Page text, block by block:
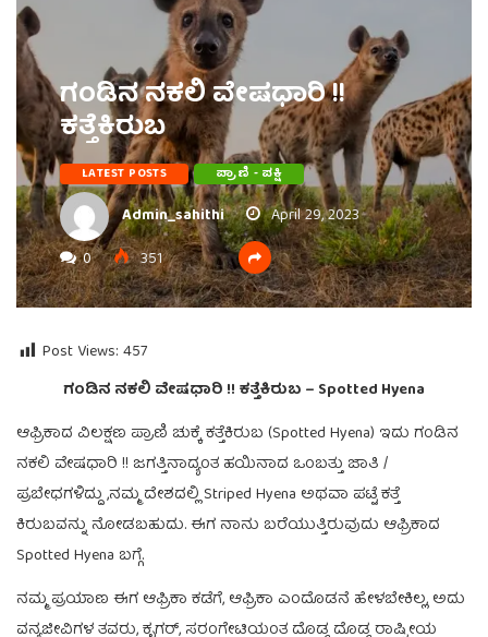
ಗಂಡಿನ ನಕಲಿ ವೇಷಧಾರಿ !!
ಕತ್ತೆಕಿರುಬ
LATEST POSTS ಪ್ರಾಣಿ - ಪಕ್ಷಿ
Admin_sahithi
April 29, 2023
0
351
Post Views: 457
ಗಂಡಿನ ನಕಲಿ ವೇಷಧಾರಿ !! ಕತ್ತೆಕಿರುಬ – Spotted Hyena
ಆಫ್ರಿಕಾದ ವಿಲಕ್ಷಣ ಪ್ರಾಣಿ ಚುಕ್ಕೆ ಕತ್ತೆಕಿರುಬ (Spotted Hyena) ಇದು ಗಂಡಿನ
ನಕಲಿ ವೇಷಧಾರಿ !! ಜಗತ್ತಿನಾದ್ಯಂತ ಹಯಿನಾದ ಒಂಬತ್ತು ಜಾತಿ /
ಪ್ರಬೇಧಗಳಿದ್ದು ,ನಮ್ಮ ದೇಶದಲ್ಲಿ Striped Hyena ಅಥವಾ ಪಟ್ಟೆ ಕತ್ತೆ
ಕಿರುಬವನ್ನು ನೋಡಬಹುದು. ಈಗ ನಾನು ಬರೆಯುತ್ತಿರುವುದು ಆಫ್ರಿಕಾದ
Spotted Hyena ಬಗ್ಗೆ.
ನಮ್ಮ ಪ್ರಯಾಣ ಈಗ ಆಫ್ರಿಕಾ ಕಡೆಗೆ, ಆಫ್ರಿಕಾ ಎಂದೊಡನೆ ಹೇಳಬೇಕಿಲ್ಲ, ಅದು
ವನ್ಯಜೀವಿಗಳ ತವರು, ಕೃಗರ್, ಸರಂಗೇಟಿಯಂತ ದೊಡ್ಡ ದೊಡ್ಡ ರಾಷ್ಟ್ರೀಯ